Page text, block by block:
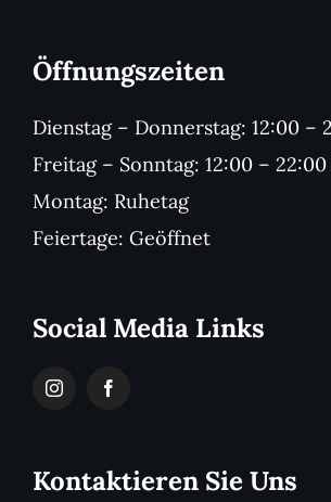
Öffnungszeiten
Dienstag – Donnerstag: 12:00 –
Freitag – Sonntag: 12:00 –
Montag: Ruhetag
Feiertage: Geöffnet
Social Media Links
Kontaktieren Sie Uns